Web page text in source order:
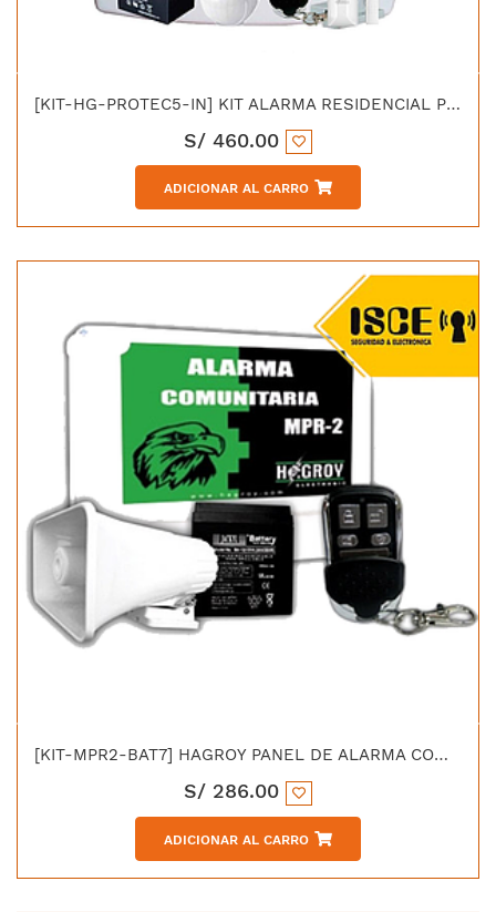
[KIT-HG-PROTEC5-IN] KIT ALARMA RESIDENCIAL PROTEC 5 INALAMBRICO
S/ 460.00
ADICIONAR AL CARRO
[KIT-MPR2-BAT7] HAGROY PANEL DE ALARMA COMUNITARIA CON BAT. 12V-7AMP, INCLUYE SIRENA,
S/ 286.00
ADICIONAR AL CARRO